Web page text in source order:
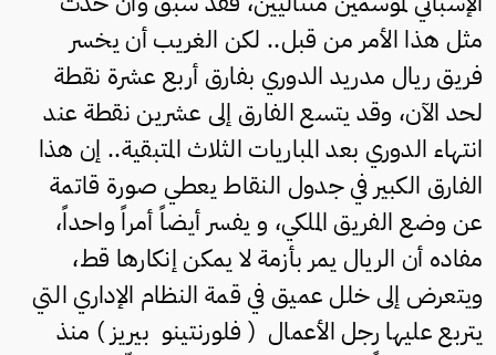
مثل هذا الأمر من قبل.. لكن الغريب أن يخسر
فريق ريال مدريد الدوري بفارق أربع عشرة نقطة
لحد الآن، وقد يتسع الفارق إلى عشرين نقطة عند
انتهاء الدوري بعد المباريات الثلاث المتبقية.. إن هذا
الفارق الكبير في جدول النقاط يعطي صورة قاتمة
عن وضع الفريق الملكي، و يفسر أيضاً أمراً واحداً،
مفاده أن الريال يمر بأزمة لا يمكن إنكارها قط،
ويتعرض إلى خلل عميق في قمة النظام الإداري التي
يتربع عليها رجل الأعمال ( فلورنتينو بيريز ) منذ